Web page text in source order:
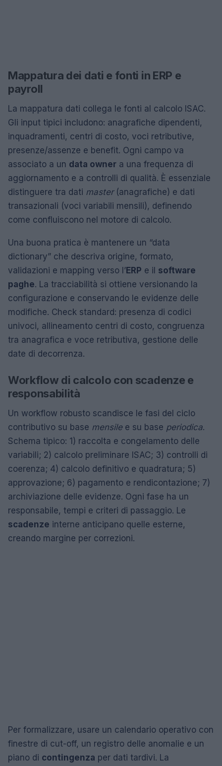
Mappatura dei dati e fonti in ERP e
payroll
La mappatura dati collega le fonti al calcolo ISAC.
Gli input tipici includono: anagrafiche dipendenti,
inquadramenti, centri di costo, voci retributive,
presenze/assenze e benefit. Ogni campo va
associato a un data owner a una frequenza di
aggiornamento e a controlli di qualità. È essenziale
distinguere tra dati master(anagrafiche) e dati
transazionali (voci variabili mensili), definendo
come confluiscono nel motore di calcolo.
Una buona pratica è mantenere un “data
dictionary” che descriva origine, formato,
validazioni e mapping verso l’ERP e il software
paghe. La tracciabilità si ottiene versionando la
configurazione e conservando le evidenze delle
modifiche. Check standard: presenza di codici
univoci, allineamento centri di costo, congruenza
tra anagrafica e voce retributiva, gestione delle
date di decorrenza.
Workflow di calcolo con scadenze e
responsabilità
Un workflow robusto scandisce le fasi del ciclo
contributivo su base mensilee su base periodica.
Schema tipico: 1) raccolta e congelamento delle
variabili; 2) calcolo preliminare ISAC; 3) controlli di
coerenza; 4) calcolo definitivo e quadratura; 5)
approvazione; 6) pagamento e rendicontazione; 7)
archiviazione delle evidenze. Ogni fase ha un
responsabile, tempi e criteri di passaggio. Le
scadenze interne anticipano quelle esterne,
creando margine per correzioni.
Per formalizzare, usare un calendario operativo con
finestre di cut-off, un registro delle anomalie e un
piano di contingenza per dati tardivi. La